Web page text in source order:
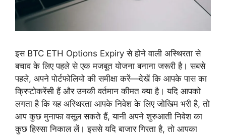
इस BTC ETH Options Expiry से होने वाली अस्थिरता से
बचाव के लिए पहले से एक मजबूत योजना बनाना जरूरी है। सबसे
पहले, अपने पोर्टफोलियो की समीक्षा करें—देखें कि आपके पास का
क्रिप्टोकरेंसी हैं और उनकी वर्तमान कीमत क्या है। यदि आपको
लगता है कि यह अस्थिरता आपके निवेश के लिए जोखिम भरी है, तो
आप कुछ मुनाफा वसूल सकते हैं, यानी अपने शुरुआती निवेश का
कुछ हिस्सा निकाल लें। इससे यदि बाजार गिरता है, तो आपका